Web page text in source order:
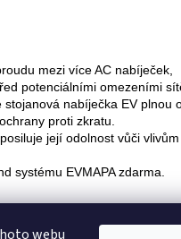
webu
mezi více AC nabíječek,
potenciálními omezeními
nabíječka EV
proti zkratu.
její odolnost vůči
systému EVMAPA zdarma.